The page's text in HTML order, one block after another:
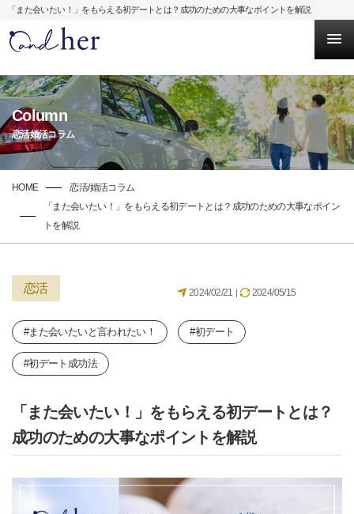
「また会いたい！」をもらえる初デートとは？成功のための大事なポイントを解説
Column
恋活婚活コラム
HOME
恋活/婚活コラム
「また会いたい！」をもらえる初デートとは？成功のための大事なポイン
トを解説
恋活 2024/02/21 | 2024/05/15
#また会いたいと言われたい！ #初デート
#初デート成功法
「また会いたい！」をもらえる初デートとは？
成功のための大事なポイントを解説